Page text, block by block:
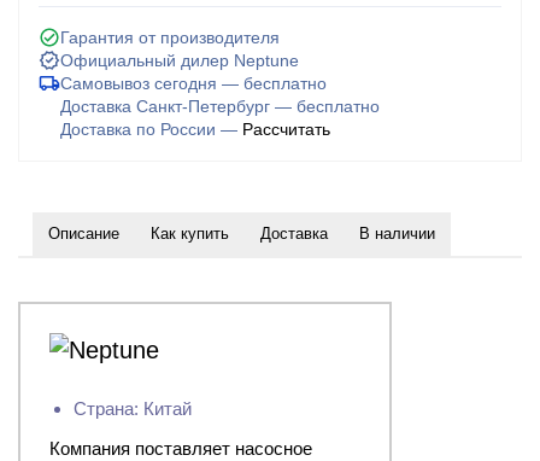
Гарантия от производителя
Официальный дилер Neptune
Самовывоз сегодня — бесплатно
Доставка Санкт-Петербург — бесплатно
Доставка по России — Рассчитать
Описание Как купить Доставка В наличии
Страна: Китай
Компания поставляет насосное